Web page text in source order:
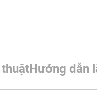
Hướng dẫn